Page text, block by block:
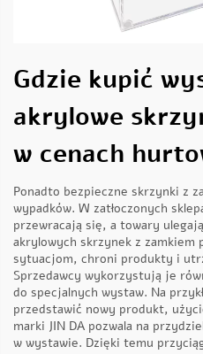
Gdzie kupić
akrylowe
w cenach
Ponadto bezpieczne skrzynki z
wypadków. W zatłoczonych
przewracają się, a towary
akrylowych skrzynek z zamkiem
sytuacjom, chroni produkty i
Sprzedawcy wykorzystują je
do specjalnych wystaw. Na
przedstawić nowy produkt,
marki JIN DA pozwala na
w wystawie. Dzięki temu